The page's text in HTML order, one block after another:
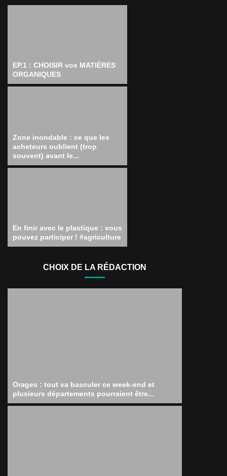
EP.1 : CHOISIR vos MATIÈRES
ORGANIQUES
Zone inondable : ce que les
acheteurs oublient (trop
souvent) avant le...
En finir avec le plastique : vous
pouvez participer ! #agriculture
CHOIX DE LA RÉDACTION
Orages : tout va basculer ce week-end et
plusieurs départements pourraient être...